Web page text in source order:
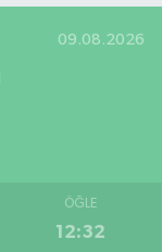
09.08.2026
ÖĞLE
12:32